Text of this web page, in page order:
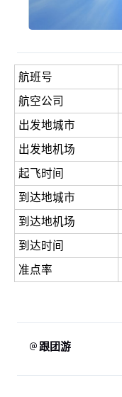
航班号
航空公司
出发地城市
出发地机场
起飞时间
到达地城市
到达地机场
到达时间
准点率
跟团游